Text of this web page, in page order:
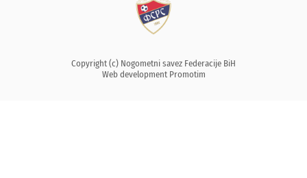
Copyright (c) Nogometni savez Federacije BiH
Web development Promotim